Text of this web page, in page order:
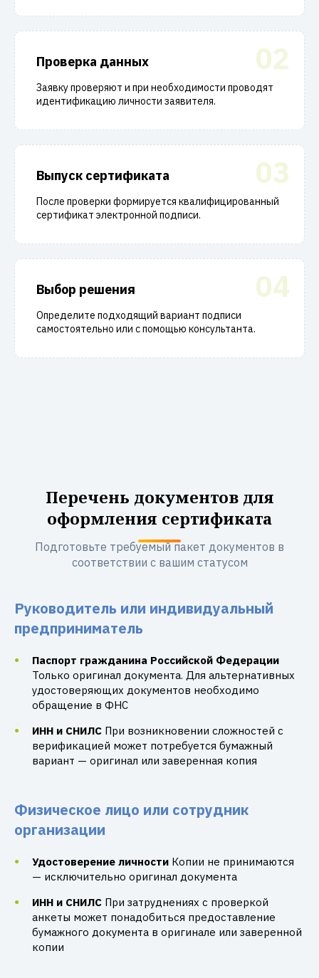
02
Проверка данных
Заявку проверяют и при необходимости проводят
идентификацию личности заявителя.
03
Выпуск сертификата
После проверки формируется квалифицированный
сертификат электронной подписи.
04
Выбор решения
Определите подходящий вариант подписи
самостоятельно или с помощью консультанта.
Перечень документов для
оформления сертификата
Подготовьте требуемый пакет документов в
соответствии с вашим статусом
Руководитель или индивидуальный
предприниматель
Паспорт гражданина Российской Федерации
Только оригинал документа. Для альтернативных
удостоверяющих документов необходимо
обращение в ФНС
ИНН и СНИЛС При возникновении сложностей с
верификацией может потребуется бумажный
вариант — оригинал или заверенная копия
Физическое лицо или сотрудник
организации
Удостоверение личности Копии не принимаются
— исключительно оригинал документа
ИНН и СНИЛС При затруднениях с проверкой
анкеты может понадобиться предоставление
бумажного документа в оригинале или заверенной
копии